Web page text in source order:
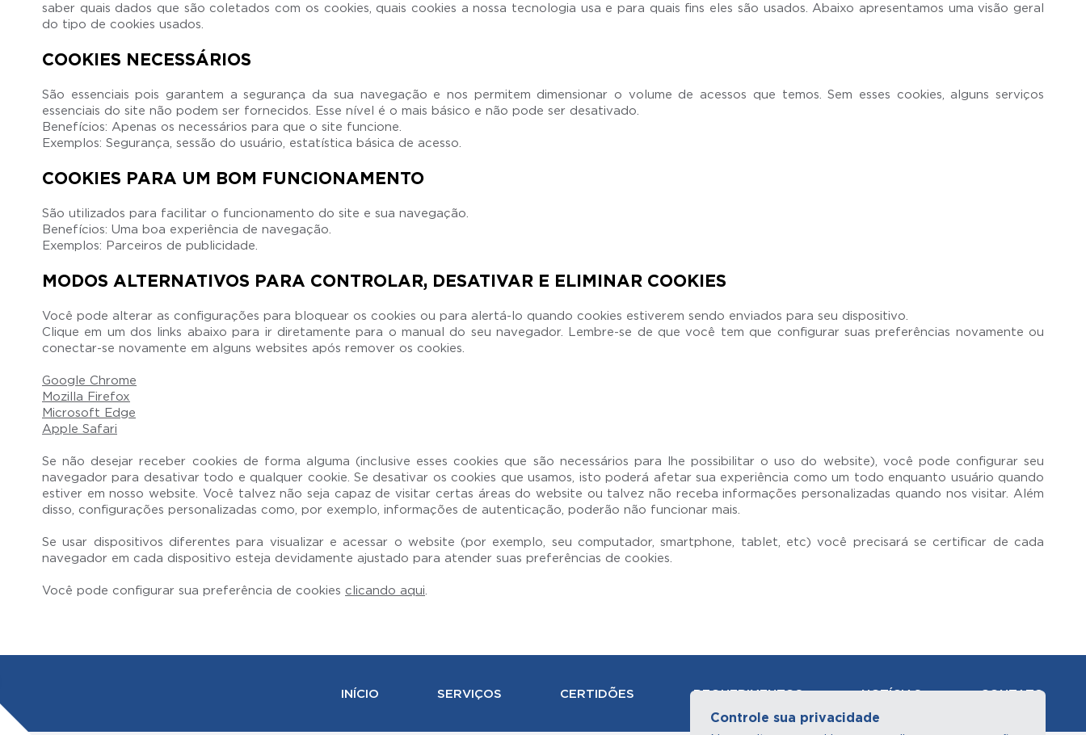
saber quais dados que são coletados com os cookies, quais cookies a nossa tecnologia usa e para quais fins eles são usados. Abaixo apresentamos uma visão geral
do tipo de cookies usados.
COOKIES NECESSÁRIOS
São essenciais pois garantem a segurança da sua navegação e nos permitem dimensionar o volume de acessos que temos. Sem esses cookies, alguns serviços
essenciais do site não podem ser fornecidos. Esse nível é o mais básico e não pode ser desativado.
Benefícios: Apenas os necessários para que o site funcione.
Exemplos: Segurança, sessão do usuário, estatística básica de acesso.
COOKIES PARA UM BOM FUNCIONAMENTO
São utilizados para facilitar o funcionamento do site e sua navegação.
Benefícios: Uma boa experiência de navegação.
Exemplos: Parceiros de publicidade.
MODOS ALTERNATIVOS PARA CONTROLAR, DESATIVAR E ELIMINAR COOKIES
Você pode alterar as configurações para bloquear os cookies ou para alertá-lo quando cookies estiverem sendo enviados para seu dispositivo.
Clique em um dos links abaixo para ir diretamente para o manual do seu navegador. Lembre-se de que você tem que configurar suas preferências novamente ou
conectar-se novamente em alguns websites após remover os cookies.
Google Chrome
Mozilla Firefox
Microsoft Edge
Apple Safari
Se não desejar receber cookies de forma alguma (inclusive esses cookies que são necessários para lhe possibilitar o uso do website), você pode configurar seu
navegador para desativar todo e qualquer cookie. Se desativar os cookies que usamos, isto poderá afetar sua experiência como um todo enquanto usuário quando
estiver em nosso website. Você talvez não seja capaz de visitar certas áreas do website ou talvez não receba informações personalizadas quando nos visitar. Além
disso, configurações personalizadas como, por exemplo, informações de autenticação, poderão não funcionar mais.
Se usar dispositivos diferentes para visualizar e acessar o website (por exemplo, seu computador, smartphone, tablet, etc) você precisará se certificar de cada
navegador em cada dispositivo esteja devidamente ajustado para atender suas preferências de cookies.
Você pode configurar sua preferência de cookies clicando aqui
INÍCIO SERVIÇOS CERTIDÕES REQUERIMENTOS NOTÍCIAS CONTATO
Controle sua privacidade